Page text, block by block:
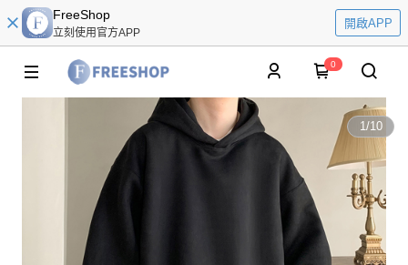
FreeShop
立刻使用官方APP
開啟APP
0
1/10